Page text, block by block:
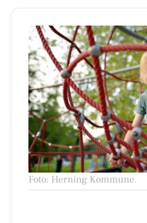
Foto: Herning Kommune.